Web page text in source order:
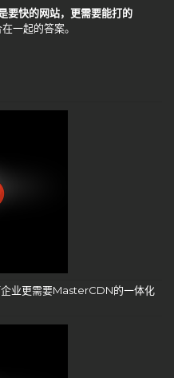
要快的网站，更需要能打的
一起的答案。
业更需要MasterCDN的一体化